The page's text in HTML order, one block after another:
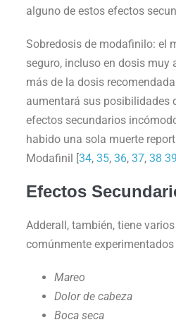
alguno de estos efectos
Sobredosis de modafinilo: el
seguro, incluso en dosis muy
más de la dosis
aumentará sus posibilidades
efectos secundarios
habido una sola muerte
Modafinil [34, 35, 36, 37, 38 39
Efectos
Adderall, también, tiene
comúnmente experimentados
Mareo
Dolor de cabeza
Boca seca